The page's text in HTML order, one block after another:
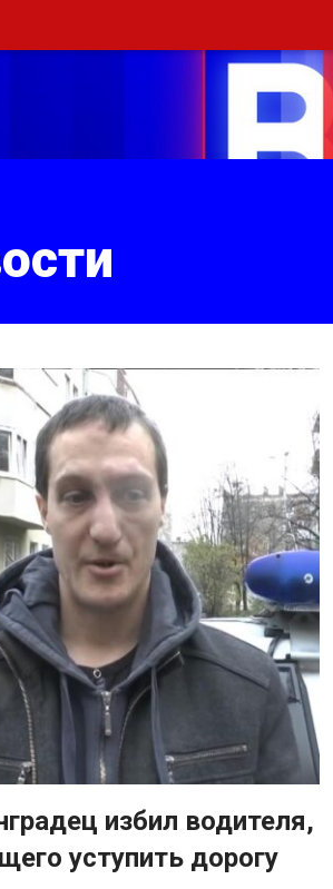
избил водителя,
уступить дорогу